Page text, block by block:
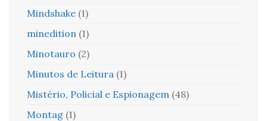
Mindshake (1)
minedition (1)
Minotauro (2)
Minutos de Leitura (1)
Mistério, Policial e Espionagem (48)
Montag (1)